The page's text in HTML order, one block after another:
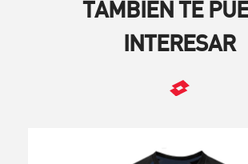
TAMBIÉN TE
INTERESAR